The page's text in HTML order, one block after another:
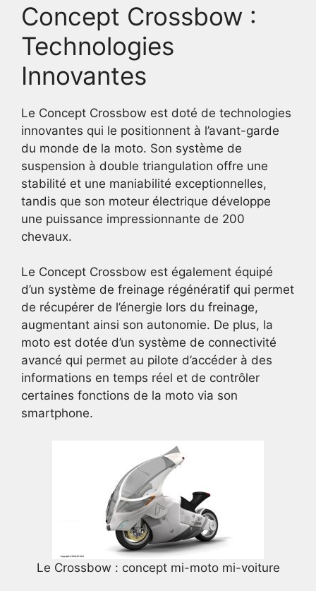
Concept Crossbow :
Technologies
Innovantes
Le Concept Crossbow est doté de technologies
innovantes qui le positionnent à l’avant-garde
du monde de la moto. Son système de
suspension à double triangulation offre une
stabilité et une maniabilité exceptionnelles,
tandis que son moteur électrique développe
une puissance impressionnante de 200
chevaux.
Le Concept Crossbow est également équipé
d’un système de freinage régénératif qui permet
de récupérer de l’énergie lors du freinage,
augmentant ainsi son autonomie. De plus, la
moto est dotée d’un système de connectivité
avancé qui permet au pilote d’accéder à des
informations en temps réel et de contrôler
certaines fonctions de la moto via son
smartphone.
Le Crossbow : concept mi-moto mi-voiture